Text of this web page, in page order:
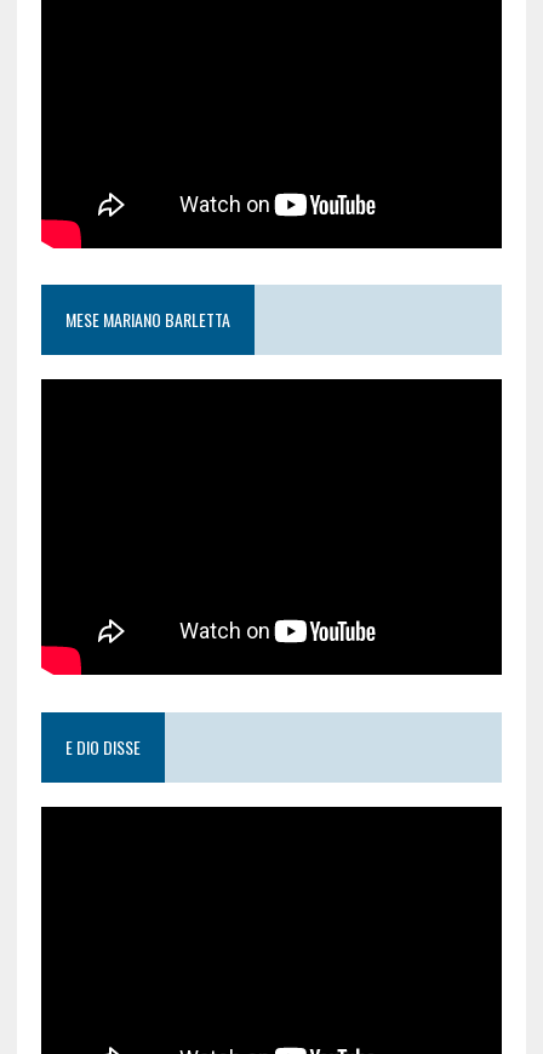
MESE MARIANO BARLETTA
E DIO DISSE